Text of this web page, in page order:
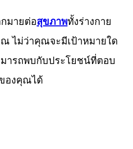
มายต่อสุขภาพทั้งร่างกาย
ไม่ว่าคุณจะมีเป้าหมายใด
ารถพบกับประโยชน์ที่ตอบ
องคุณได้